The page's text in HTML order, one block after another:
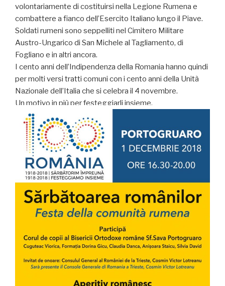
volontariamente di costituirsi nella Legione Rumena e
combattere a fianco dell’Esercito Italiano lungo il Piave.
Soldati rumeni sono seppelliti nel Cimitero Militare
Austro-Ungarico di San Michele al Tagliamento, di
Fogliano e in altri ancora.
I cento anni dell’Indipendenza della Romania hanno quindi
per molti versi tratti comuni con i cento anni della Unità
Nazionale dell’Italia che si celebra il 4 novembre.
Un motivo in più per festeggiarli insieme.